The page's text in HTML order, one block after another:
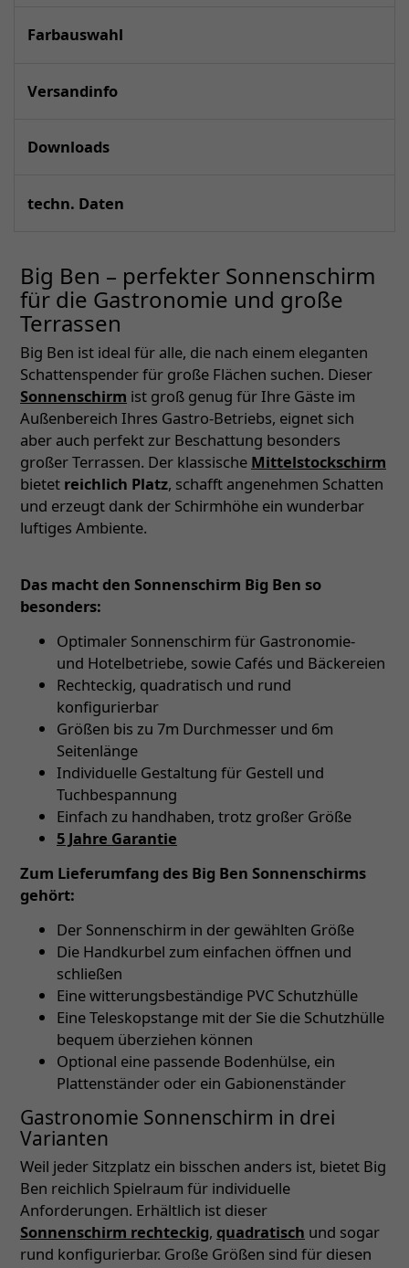
Farbauswahl
Versandinfo
Downloads
techn. Daten
Big Ben – perfekter Sonnenschirm
für die Gastronomie und große
Terrassen
Big Ben ist ideal für alle, die nach einem eleganten
Schattenspender für große Flächen suchen. Dieser
Sonnenschirm ist groß genug für Ihre Gäste im
Außenbereich Ihres Gastro-Betriebs, eignet sich
aber auch perfekt zur Beschattung besonders
großer Terrassen. Der klassische Mittelstockschirm
bietet reichlich Platz, schafft angenehmen Schatten
und erzeugt dank der Schirmhöhe ein wunderbar
luftiges Ambiente.
Das macht den Sonnenschirm Big Ben so
besonders:
Optimaler Sonnenschirm für Gastronomie-
und Hotelbetriebe, sowie Cafés und Bäckereien
Rechteckig, quadratisch und rund
konfigurierbar
Größen bis zu 7m Durchmesser und 6m
Seitenlänge
Individuelle Gestaltung für Gestell und
Tuchbespannung
Einfach zu handhaben, trotz großer Größe
5 Jahre Garantie
Zum Lieferumfang des Big Ben Sonnenschirms
gehört:
Der Sonnenschirm in der gewählten Größe
Die Handkurbel zum einfachen öffnen und
schließen
Eine witterungsbeständige PVC Schutzhülle
Eine Teleskopstange mit der Sie die Schutzhülle
bequem überziehen können
Optional eine passende Bodenhülse, ein
Plattenständer oder ein Gabionenständer
Gastronomie Sonnenschirm in drei
Varianten
Weil jeder Sitzplatz ein bisschen anders ist, bietet Big
Ben reichlich Spielraum für individuelle
Anforderungen. Erhältlich ist dieser
Sonnenschirm rechteckig, quadratisch und sogar
rund konfigurierbar. Große Größen sind für diesen